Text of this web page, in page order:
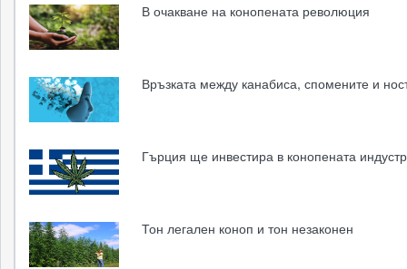
В очакване на конопената революция
Връзката между канабиса, спомените и
Гърция ще инвестира в конопената
Тон легален коноп и тон незаконен